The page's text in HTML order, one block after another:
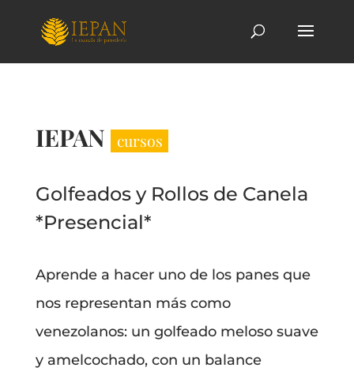
IEPAN cursos
Golfeados y Rollos de Canela
*Presencial*
Aprende a hacer uno de los panes que
nos representan más como
venezolanos: un golfeado meloso suave
y amelcochado, con un balance